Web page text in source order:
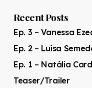
Recent Posts
Ep. 3 – Vanessa
Ep. 2 – Luísa
Ep. 1 – Natália
Teaser/Trailer